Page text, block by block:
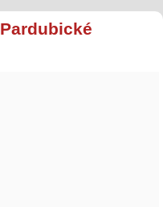
Pardubické